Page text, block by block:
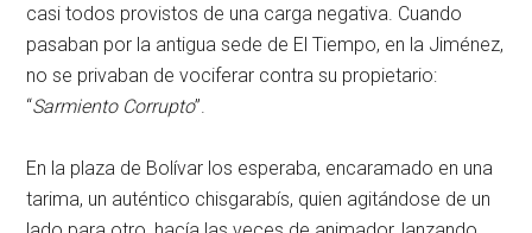
casi todos provistos de una carga negativa. Cuando
pasaban por la antigua sede de El Tiempo, en la Jiménez,
no se privaban de vociferar contra su propietario:
“Sarmiento Corrupto”.
En la plaza de Bolívar los esperaba, encaramado en una
tarima, un auténtico chisgarabís, quien agitándose de un